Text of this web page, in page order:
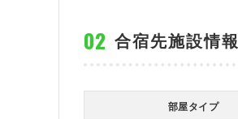
合宿先施設情報
部屋タイプ